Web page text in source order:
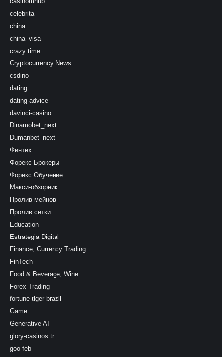
celebrita
china
china_visa
crazy time
Cryptocurrency News
csdino
dating
dating-advice
davinci-casino
Dinamobet_next
Dumanbet_next
Финтех
Форекс Брокеры
Форекс Обучение
Макси-обзорник
Пролив мейнов
Пролив сетки
Education
Estrategia Digital
Finance, Currency Trading
FinTech
Food & Beverage, Wine
Forex Trading
fortune tiger brazil
Game
Generative AI
glory-casinos tr
goo feb